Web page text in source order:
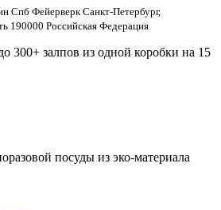
Спб Фейерверк Санкт-Петербург,
190000 Российская Федерация
300+ залпов из одной коробки на 15
посуды из эко-материала